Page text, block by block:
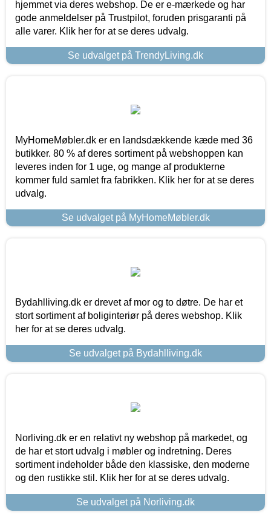
hjemmet via deres webshop. De er e-mærkede og har
gode anmeldelser på Trustpilot, foruden prisgaranti på
alle varer. Klik her for at se deres udvalg.
Se udvalget på TrendyLiving.dk
MyHomeMøbler.dk er en landsdækkende kæde med 36
butikker. 80 % af deres sortiment på webshoppen kan
leveres inden for 1 uge, og mange af produkterne
kommer fuld samlet fra fabrikken. Klik her for at se deres
udvalg.
Se udvalget på MyHomeMøbler.dk
Bydahlliving.dk er drevet af mor og to døtre. De har et
stort sortiment af boliginteriør på deres webshop. Klik
her for at se deres udvalg.
Se udvalget på Bydahlliving.dk
Norliving.dk er en relativt ny webshop på markedet, og
de har et stort udvalg i møbler og indretning. Deres
sortiment indeholder både den klassiske, den moderne
og den rustikke stil. Klik her for at se deres udvalg.
Se udvalget på Norliving.dk